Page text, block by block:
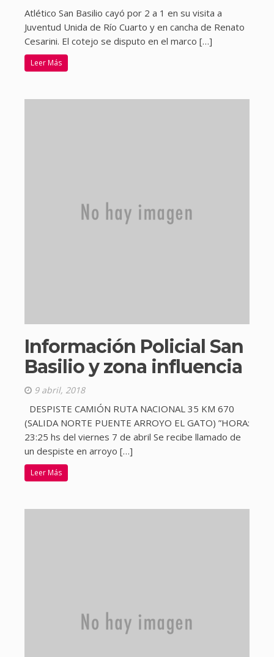
Atlético San Basilio cayó por 2 a 1 en su visita a
Juventud Unida de Río Cuarto y en cancha de Renato
Cesarini. El cotejo se disputo en el marco […]
Leer Más
Información Policial San
Basilio y zona influencia
9 abril, 2018
DESPISTE CAMIÓN RUTA NACIONAL 35 KM 670
(SALIDA NORTE PUENTE ARROYO EL GATO) ”HORA:
23:25 hs del viernes 7 de abril Se recibe llamado de
un despiste en arroyo […]
Leer Más